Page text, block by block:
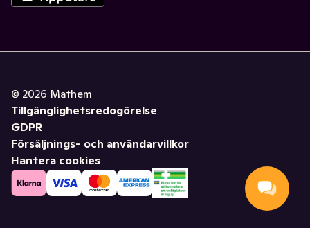
© 2026 Mathem
Tillgänglighetsredogörelse
GDPR
Försäljnings- och användarvillkor
Hantera cookies